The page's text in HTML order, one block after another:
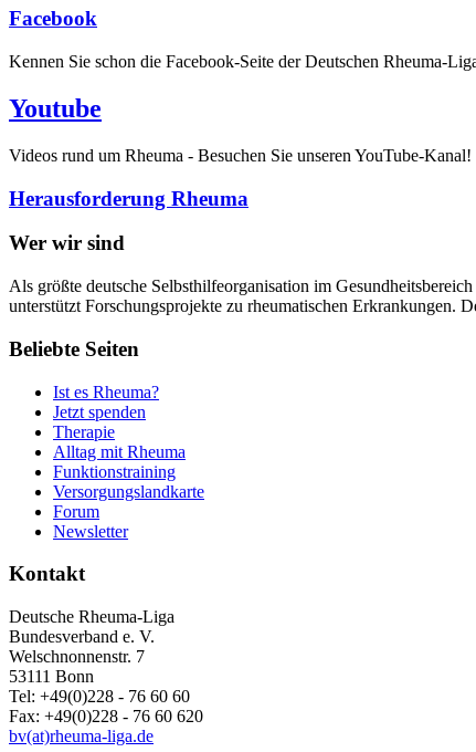
Facebook
Kennen Sie schon die Facebook-Seite der Deutschen Rheuma-
Youtube
Videos rund um Rheuma - Besuchen Sie unseren YouTube-Kanal!
Herausforderung Rheuma
Wer wir sind
Als größte deutsche Selbsthilfeorganisation im
unterstützt Forschungsprojekte zu rheumatischen Erkrankungen.
Beliebte Seiten
Ist es Rheuma?
Jetzt spenden
Therapie
Alltag mit Rheuma
Funktionstraining
Versorgungslandkarte
Forum
Newsletter
Kontakt
Deutsche Rheuma-Liga
Bundesverband e. V.
Welschnonnenstr. 7
53111 Bonn
Tel: +49(0)228 - 76 60 60
Fax: +49(0)228 - 76 60 620
bv(at)rheuma-liga.de